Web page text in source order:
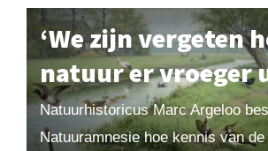
daarover laait...
‘We zijn vergeten
natuur er vroeger
Natuurhistoricus Marc Argeloo
Natuuramnesie hoe kennis van